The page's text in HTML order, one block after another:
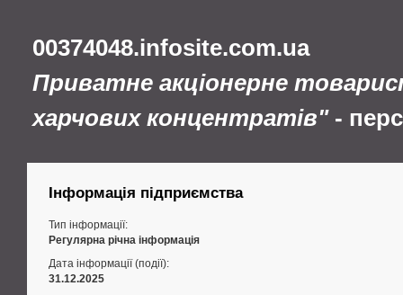
00374048.infosite.com.ua
Приватне акціонерне
харчових концентратів"-
Інформація підприємства
Тип інформації:
Регулярна річна інформація
Дата інформації (події):
31.12.2025